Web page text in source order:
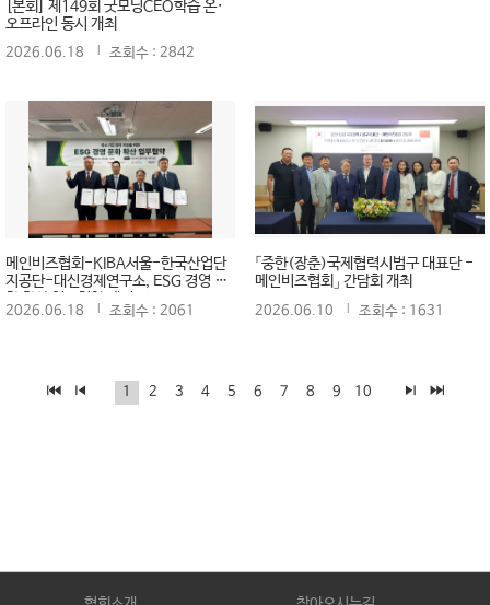
[본회] 제149회 굿모닝CEO학습 온·
오프라인 동시 개최
2026.06.18 조회수 : 2842
메인비즈협회-KIBA서울-한국산업단
지공단-대신경제연구소, ESG 경영 문
화 확산 업무협약 체결
2026.06.18 조회수 : 2061
「중한(장춘)국제협력시범구 대표단 -
메인비즈협회」 간담회 개최
2026.06.10 조회수 : 1631
1 2 3 4 5 6 7 8 9 10